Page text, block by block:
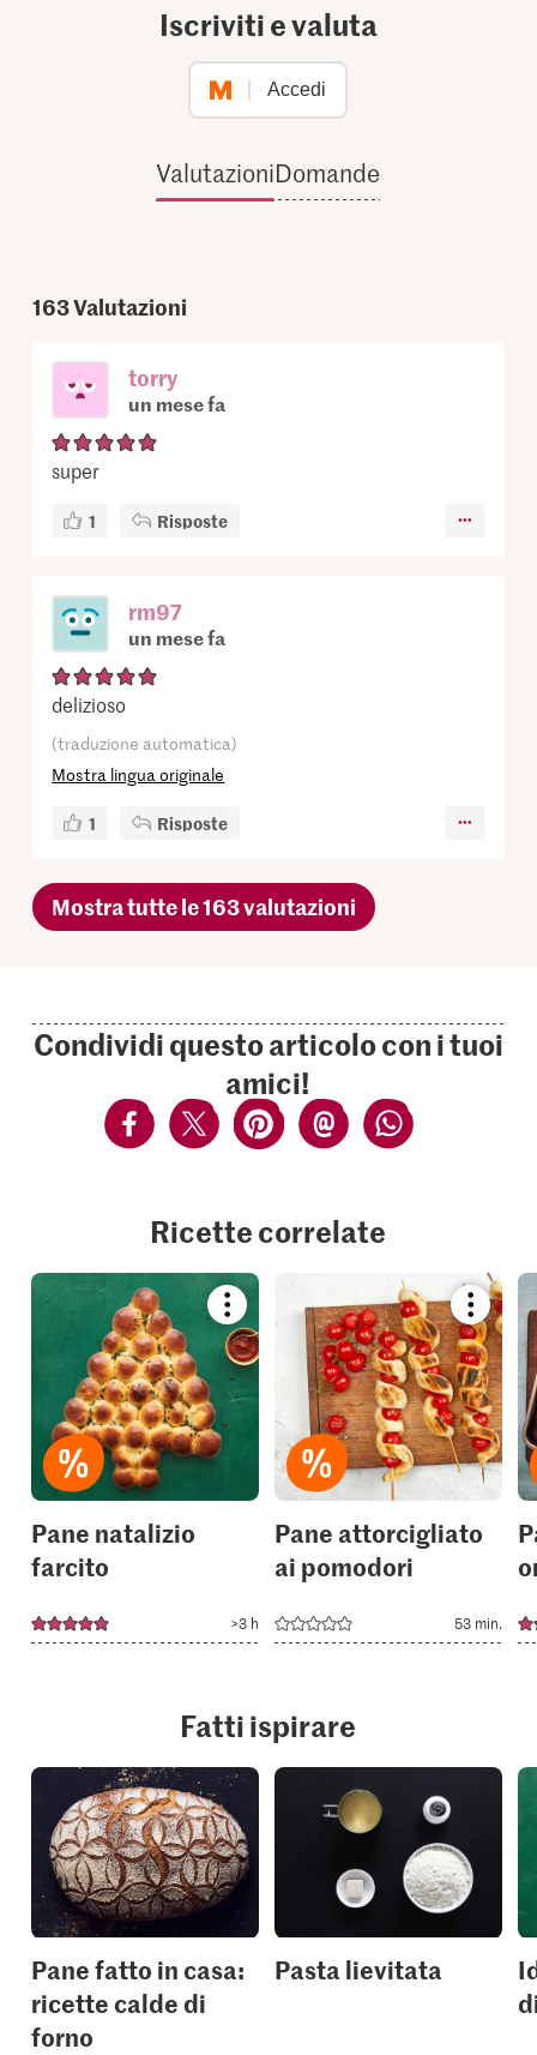
Iscriviti e valuta
Accedi
ValutazioniDomande
163Valutazioni
torry
un mese fa
super
1 Risposte
rm97
un mese fa
delizioso
(traduzione automatica)
Mostra lingua originale
1 Risposte
Mostra tutte le 163 valutazioni
Condividi questo articolo con i tuoi
amici!
Ricette correlate
Bookmark
recipe
or
add
it
to
your
collections.
Pane natalizio
farcito
>3 h
recipe
or
add
it
to
your
Pane attorcigliato
ai pomodori
53 min.
Fatti ispirare
Pane fatto in casa:
ricette calde di
forno
Pasta lievitata